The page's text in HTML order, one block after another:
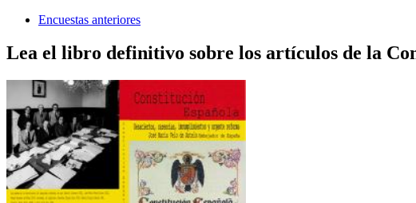
Encuestas anteriores
Lea el libro definitivo sobre los artículos de la